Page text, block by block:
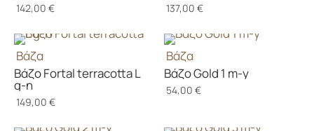
142,00 € 137,00 €
Βάζα
Βάζο Fortal terracotta L
g-n
149,00 €
Βάζα
Βάζο Gold 1 m-y
54,00 €